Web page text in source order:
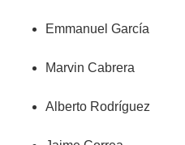
Emmanuel García
Marvin Cabrera
Alberto Rodríguez